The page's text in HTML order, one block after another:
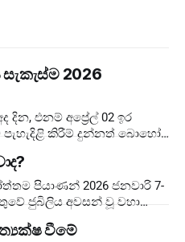
2026
දින, එනම් අප්‍රේල් 02 ඉර
කිරීම් දුන්නත් බොහෝ
පියාණන් 2026 ජනවාරි 7-
ජුබිලිය අවසන් වූ වහා
වීමේ